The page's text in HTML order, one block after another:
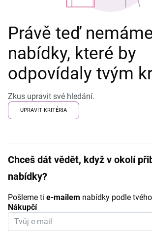
Právě teď
nabídky, které by
odpovídaly tvým
Zkus upravit své hledání.
UPRAVIT KRITÉRIA
Chceš dát vědět, když v okolí
nabídky?
Pošleme ti e-mailem nabídky podle
Nákupčí